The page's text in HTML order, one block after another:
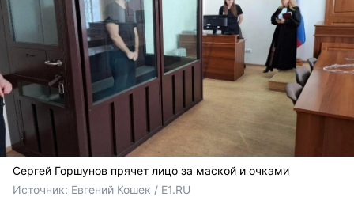
Сергей Горшунов прячет лицо за маской и очками
Источник: Евгений Кошек / E1.RU